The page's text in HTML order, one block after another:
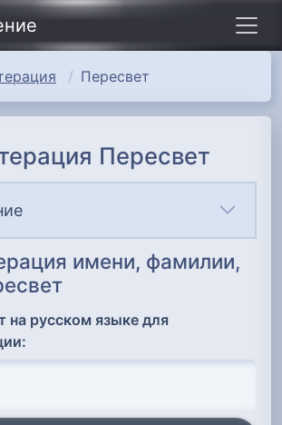
Пересвет
Пересвет
имени, фамилии,
на русском языке для